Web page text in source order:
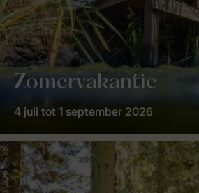
Zomervakantie
4 juli tot 1 september 2026